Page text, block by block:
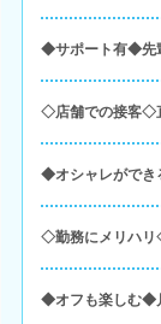
◆サポート有◆先
◇店舗での接客◇
◆オシャレができ
◇勤務にメリハリ
◆オフも楽しむ◆